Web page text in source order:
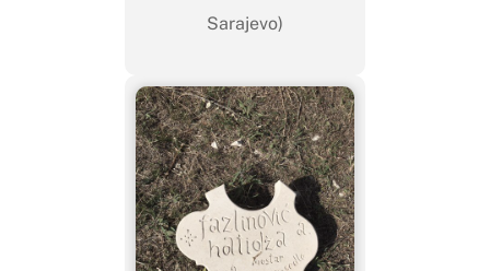
Sarajevo)